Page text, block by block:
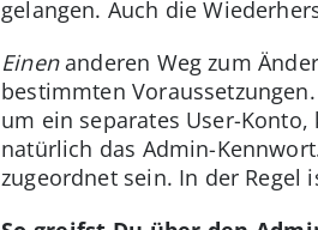
gelangen. Auch die
Einenanderen Weg zum
bestimmten
um ein separates User-
natürlich das Admin-
zugeordnet sein. In der Regel